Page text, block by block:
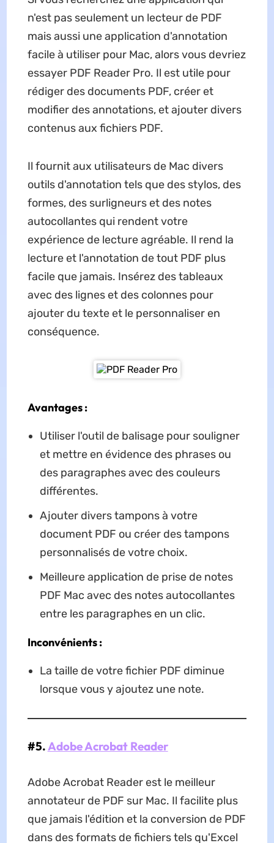
n'est pas seulement un lecteur de PDF
mais aussi une application d'annotation
facile à utiliser pour Mac, alors vous devriez
essayer PDF Reader Pro. Il est utile pour
rédiger des documents PDF, créer et
modifier des annotations, et ajouter divers
contenus aux fichiers PDF.
Il fournit aux utilisateurs de Mac divers
outils d'annotation tels que des stylos, des
formes, des surligneurs et des notes
autocollantes qui rendent votre
expérience de lecture agréable. Il rend la
lecture et l'annotation de tout PDF plus
facile que jamais. Insérez des tableaux
avec des lignes et des colonnes pour
ajouter du texte et le personnaliser en
conséquence.
Avantages :
Utiliser l'outil de balisage pour souligner
et mettre en évidence des phrases ou
des paragraphes avec des couleurs
différentes.
Ajouter divers tampons à votre
document PDF ou créer des tampons
personnalisés de votre choix.
Meilleure application de prise de notes
PDF Mac avec des notes autocollantes
entre les paragraphes en un clic.
Inconvénients :
La taille de votre fichier PDF diminue
lorsque vous y ajoutez une note.
#5. Adobe Acrobat Reader
Adobe Acrobat Reader est le meilleur
annotateur de PDF sur Mac. Il facilite plus
que jamais l'édition et la conversion de PDF
dans des formats de fichiers tels qu'Excel